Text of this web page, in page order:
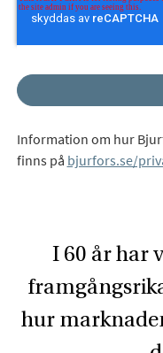
Information om hur
finns på bjurfors.se/
I 60 år har
hur